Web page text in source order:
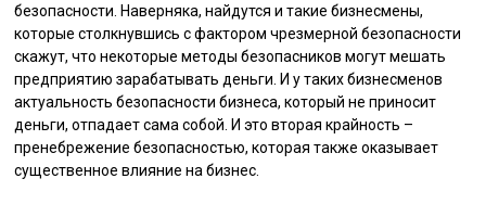
безопасности. Наверняка, найдутся и такие бизнесмены,
которые столкнувшись с фактором чрезмерной безопасности
скажут, что некоторые методы безопасников могут мешать
предприятию зарабатывать деньги. И у таких бизнесменов
актуальность безопасности бизнеса, который не приносит
деньги, отпадает сама собой. И это вторая крайность –
пренебрежение безопасностью, которая также оказывает
существенное влияние на бизнес.